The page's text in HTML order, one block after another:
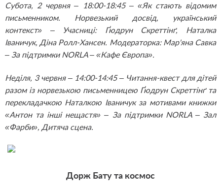
Субота, 2 червня – 18:00-18:45 – «Як стають відомим
письменником. Норвезький досвід, український
контекст» – Учасниці: Ґюдрун Скреттінґ, Наталка
Іваничук, Діна Ролл-Хансен. Модераторка: Мар'яна Савка
– За підтримки NORLA – «Кафе Європа».
Неділя, 3 червня – 14:00-14:45 – Читання-квест для дітей
разом із норвезькою письменницею Ґюдрун Скреттінґ та
перекладачкою Наталкою Іваничук за мотивами книжки
«Антон та інші нещастя» – За підтримки NORLA – Зал
«Фарби», Дитяча сцена.
Дорж Бату та космос